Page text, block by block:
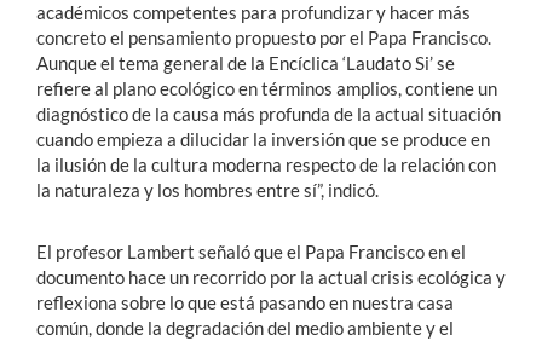
académicos competentes para profundizar y hacer más
concreto el pensamiento propuesto por el Papa Francisco.
Aunque el tema general de la Encíclica ‘Laudato Si’ se
refiere al plano ecológico en términos amplios, contiene un
diagnóstico de la causa más profunda de la actual situación
cuando empieza a dilucidar la inversión que se produce en
la ilusión de la cultura moderna respecto de la relación con
la naturaleza y los hombres entre sí”, indicó.
El profesor Lambert señaló que el Papa Francisco en el
documento hace un recorrido por la actual crisis ecológica y
reflexiona sobre lo que está pasando en nuestra casa
común, donde la degradación del medio ambiente y el